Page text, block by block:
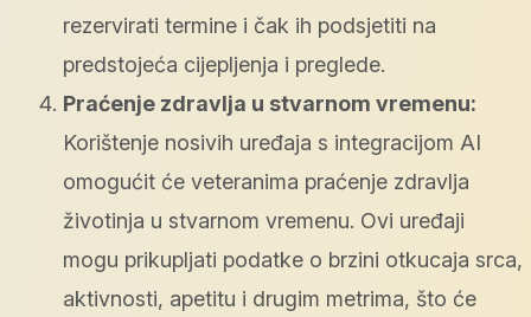
rezervirati termine i čak ih podsjetiti na
predstojeća cijepljenja i preglede.
Praćenje zdravlja u stvarnom vremenu:
Korištenje nosivih uređaja s integracijom AI
omogućit će veteranima praćenje zdravlja
životinja u stvarnom vremenu. Ovi uređaji
mogu prikupljati podatke o brzini otkucaja srca,
aktivnosti, apetitu i drugim metrima, što će